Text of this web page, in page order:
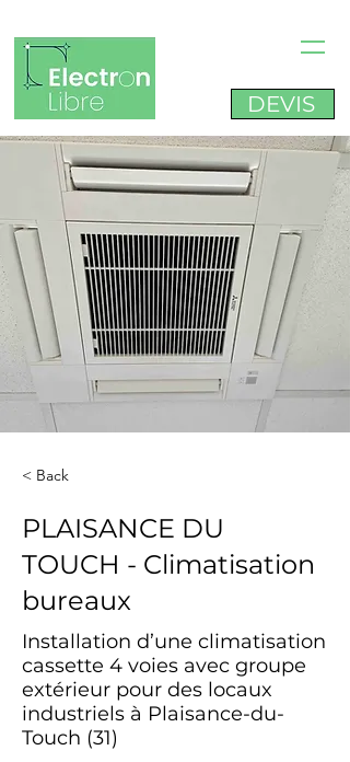
DEVIS
< Back
PLAISANCE DU
TOUCH - Climatisation
bureaux
Installation d’une climatisation
cassette 4 voies avec groupe
extérieur pour des locaux
industriels à Plaisance-du-
Touch (31)